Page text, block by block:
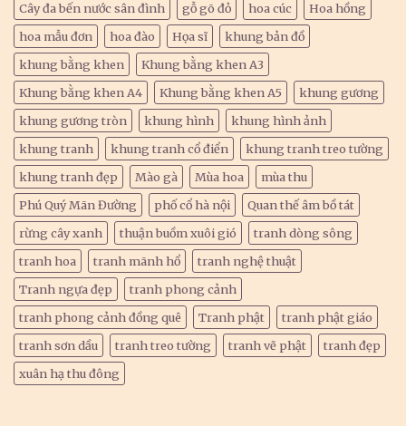
Cây đa bến nước sân đình
gỗ gõ đỏ hoa cúc
Hoa hồng
hoa mẫu đơn
hoa đào Họa sĩ
khung bản đồ
khung bằng khen
Khung bằng khen A3
Khung bằng khen A4
Khung bằng khen A5
khung gương
khung gương tròn
khung hình
khung hình ảnh
khung tranh
khung tranh cổ điển
khung tranh treo tường
khung tranh đẹp
Mào gà Mùa hoa
mùa thu
Phú Quý Mãn Đường
phố cổ hà nội
Quan thế âm bồ tát
rừng cây xanh
thuận buồm xuôi gió
tranh dòng sông
tranh hoa
tranh mãnh hổ
tranh nghệ thuật
Tranh ngựa đẹp
tranh phong cảnh
tranh phong cảnh đồng quê
Tranh phật
tranh phật giáo
tranh sơn dầu
tranh treo tường tranh vẽ phật
tranh đẹp
xuân hạ thu đông